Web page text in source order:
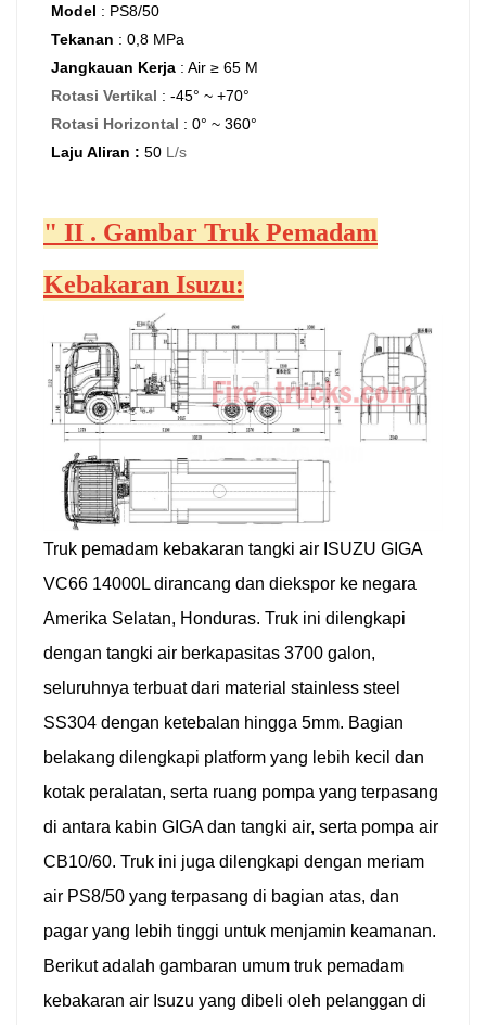
Model : PS8/50
Tekanan :0,8 MPa
Jangkauan Kerja :Air≥65 M
Rotasi Vertikal :-45° ~ +70°
Rotasi Horizontal :0° ~ 360°
Laju Aliran :50 L/s
" II . Gambar Truk Pemadam
Kebakaran Isuzu:
Truk pemadam kebakaran tangki air ISUZU GIGA
VC66 14000L dirancang dan diekspor ke negara
Amerika Selatan, Honduras. Truk ini dilengkapi
dengan tangki air berkapasitas 3700 galon,
seluruhnya terbuat dari material stainless steel
SS304 dengan ketebalan hingga 5mm. Bagian
belakang dilengkapi platform yang lebih kecil dan
kotak peralatan, serta ruang pompa yang terpasang
di antara kabin GIGA dan tangki air, serta pompa air
CB10/60. Truk ini juga dilengkapi dengan meriam
air PS8/50 yang terpasang di bagian atas, dan
pagar yang lebih tinggi untuk menjamin keamanan.
Berikut adalah gambaran umum truk pemadam
kebakaran air Isuzu yang dibeli oleh pelanggan di